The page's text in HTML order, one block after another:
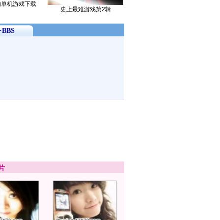
机游戏下载
史上最难游戏第2辑